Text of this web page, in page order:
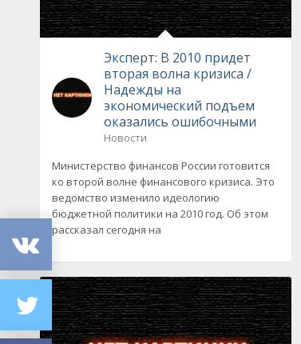
Эксперт: В 2010 придет
вторая волна кризиса /
Надежды на
экономический подъем
оказались ошибочными
Новости
Министерство финансов России готовится
ко второй волне финансового кризиса. Это
ведомство изменило идеологию
бюджетной политики на 2010 год. Об этом
рассказал сегодня на